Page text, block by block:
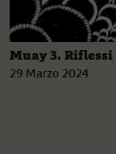
Muay 3.
29 Marzo 2024